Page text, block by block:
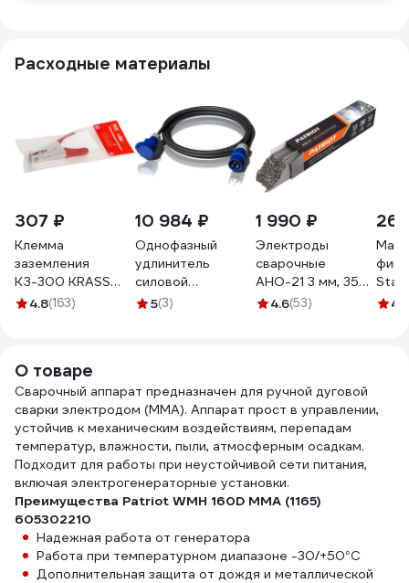
Расходные материалы
307 ₽
Клемма
заземления
КЗ-300 KRASS
2943002
4.8(163)
10 984 ₽
Однофазный
удлинитель
силовой
ALPENBOX32A 10
5(3)
1 990 ₽
Электроды
сварочные
АНО-21 3 мм, 350
мм, 5 кг Patriot
4.6(53)
4.6
О товаре
Сварочный аппарат предназначен для ручной дуговой
сварки электродом (ММА). Аппарат прост в управлении,
устойчив к механическим воздействиям, перепадам
температур, влажности, пыли, атмосферным осадкам.
Подходит для работы при неустойчивой сети питания,
включая электрогенераторные установки.
Преимущества Patriot WMH 160D MMA (1165)
605302210
Надежная работа от генератора
Работа при температурном диапазоне -30/+50°C
Дополнительная защита от дождя и металлической